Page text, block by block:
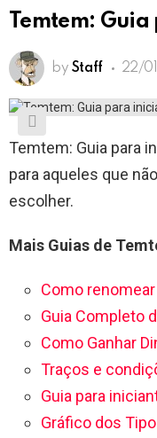
Temtem:
by Staff 22/
Temtem: Guia para
para aqueles que
escolher.
Mais Guias de
Como
Guia Completo
Como Ganhar
Traços e
Guia para
Gráfico dos